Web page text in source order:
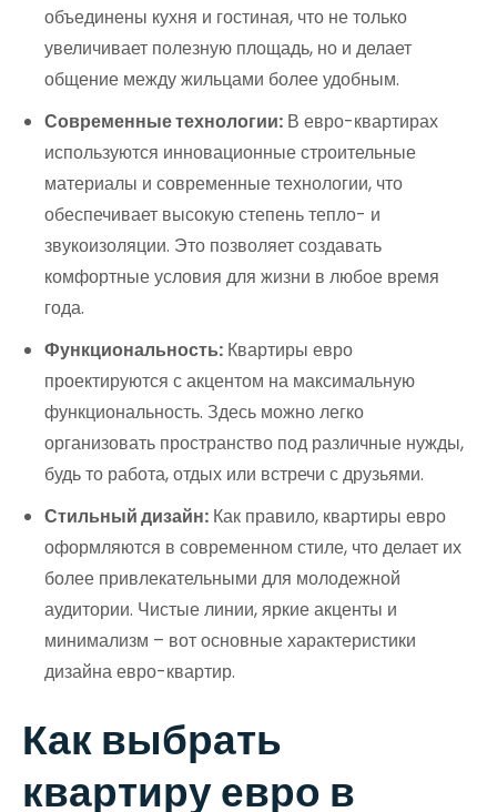
объединены кухня и гостиная, что не только
увеличивает полезную площадь, но и делает
общение между жильцами более удобным.
Современные технологии: В евро-квартирах
используются инновационные строительные
материалы и современные технологии, что
обеспечивает высокую степень тепло- и
звукоизоляции. Это позволяет создавать
комфортные условия для жизни в любое время
года.
Функциональность: Квартиры евро
проектируются с акцентом на максимальную
функциональность. Здесь можно легко
организовать пространство под различные нужды,
будь то работа, отдых или встречи с друзьями.
Стильный дизайн: Как правило, квартиры евро
оформляются в современном стиле, что делает их
более привлекательными для молодежной
аудитории. Чистые линии, яркие акценты и
минимализм – вот основные характеристики
дизайна евро-квартир.
Как выбрать
квартиру евро в